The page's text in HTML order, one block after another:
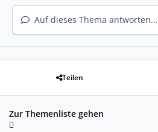
Auf dieses Thema antworten...
Teilen
Zur Themenliste gehen